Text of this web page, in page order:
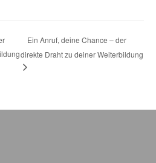
Ein Anruf, deine Chance – der
direkte Draht zu deiner Weiterbildung